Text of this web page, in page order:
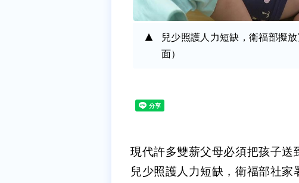
兒少照護人力短缺，衛福部擬
面）
現代許多雙薪父母必須把孩子
兒少照護人力短缺，衛福部社